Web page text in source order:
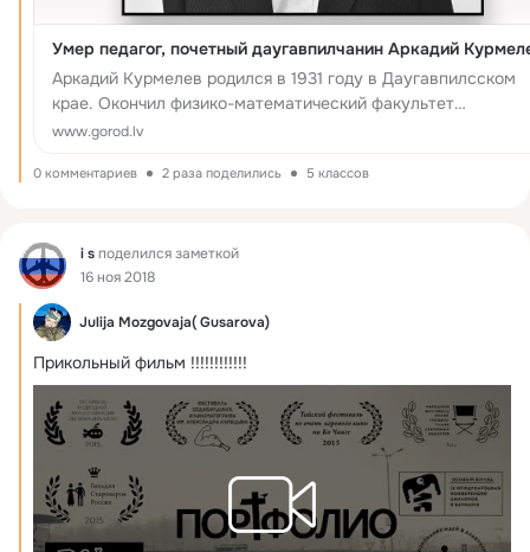
Умер педагог, почетный даугавпилчанин Аркадий
Аркадий Курмелев родился в 1931 году в Даугавпилсском
крае. Окончил физико-математический факультет
Учительского института. Всю жизнь работал учителем
www.gorod.lv
0 комментариев 2 раза поделились 5 классов
Фид i sподелился заметкой
16 ноя 2018
Julija Mozgovaja( Gusarova)
Прикольный фильм !!!!!!!!!!!!